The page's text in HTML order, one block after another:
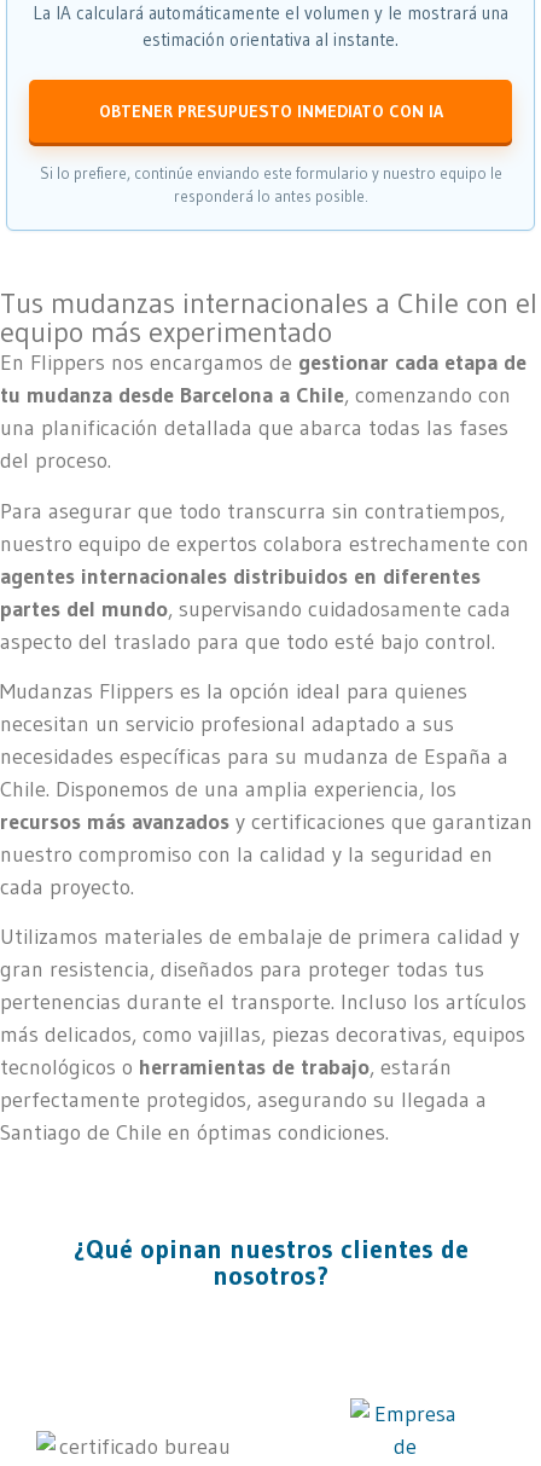
La IA calculará automáticamente el volumen y le mostrará una
estimación orientativa al instante.
OBTENER PRESUPUESTO INMEDIATO CON IA
Si lo prefiere, continúe enviando este formulario y nuestro equipo le
responderá lo antes posible.
Tus mudanzas internacionales a Chile con el
equipo más experimentado
En Flippers nos encargamos de gestionar cada etapa de
tu mudanza desde Barcelona a Chile, comenzando con
una planificación detallada que abarca todas las fases
del proceso.
Para asegurar que todo transcurra sin contratiempos,
nuestro equipo de expertos colabora estrechamente con
agentes internacionales distribuidos en diferentes
partes del mundo, supervisando cuidadosamente cada
aspecto del traslado para que todo esté bajo control.
Mudanzas Flippers es la opción ideal para quienes
necesitan un servicio profesional adaptado a sus
necesidades específicas para su mudanza de España a
Chile. Disponemos de una amplia experiencia, los
recursos más avanzados y certificaciones que garantizan
nuestro compromiso con la calidad y la seguridad en
cada proyecto.
Utilizamos materiales de embalaje de primera calidad y
gran resistencia, diseñados para proteger todas tus
pertenencias durante el transporte. Incluso los artículos
más delicados, como vajillas, piezas decorativas, equipos
tecnológicos o herramientas de trabajo, estarán
perfectamente protegidos, asegurando su llegada a
Santiago de Chile en óptimas condiciones.
¿Qué opinan nuestros clientes de
nosotros?